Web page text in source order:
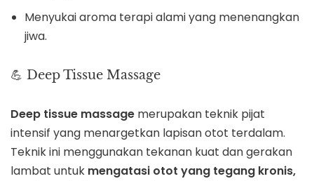
Menyukai aroma terapi alami yang menenangkan
jiwa.
💪 Deep Tissue Massage
Deep tissue massage merupakan teknik pijat
intensif yang menargetkan lapisan otot terdalam.
Teknik ini menggunakan tekanan kuat dan gerakan
lambat untuk mengatasi otot yang tegang kronis,